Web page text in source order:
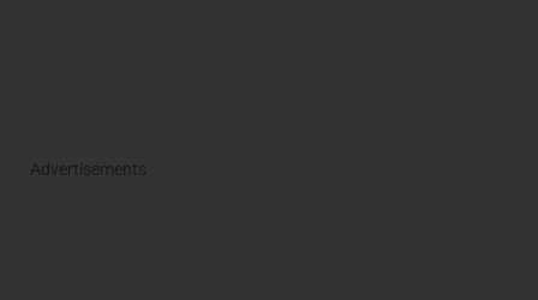
Advertisements